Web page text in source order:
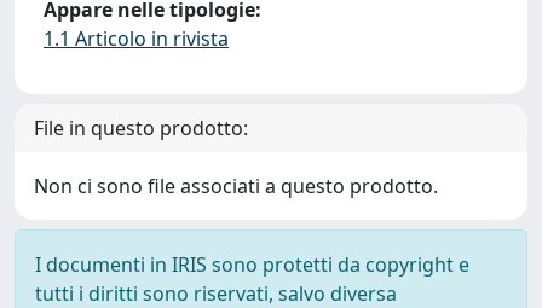
Appare nelle tipologie:
1.1 Articolo in rivista
File in questo prodotto:
Non ci sono file associati a questo prodotto.
I documenti in IRIS sono protetti da copyright e
tutti i diritti sono riservati, salvo diversa